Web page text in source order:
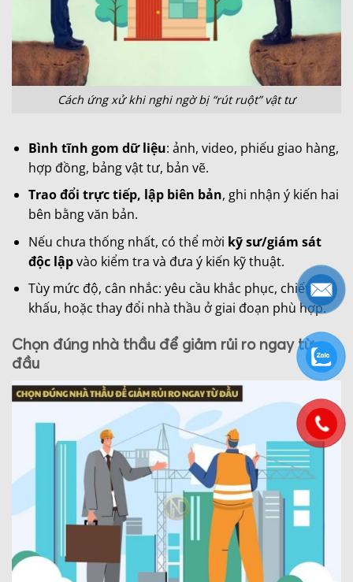
Cách ứng xử khi nghi ngờ bị “rút ruột” vật tư
Bình tĩnh gom dữ liệu: ảnh, video, phiếu giao hàng,
hợp đồng, bảng vật tư, bản vẽ.
Trao đổi trực tiếp, lập biên bản, ghi nhận ý kiến hai
bên bằng văn bản.
Nếu chưa thống nhất, có thể mời kỹ sư/giám sát
độc lậpvào kiểm tra và đưa ý kiến kỹ thuật.
Tùy mức độ, cân nhắc: yêu cầu khắc phục, chiết
khấu, hoặc thay đổi nhà thầu ở giai đoạn phù hợp.
Chọn đúng nhà thầu để giảm rủi ro ngay từ
đầu